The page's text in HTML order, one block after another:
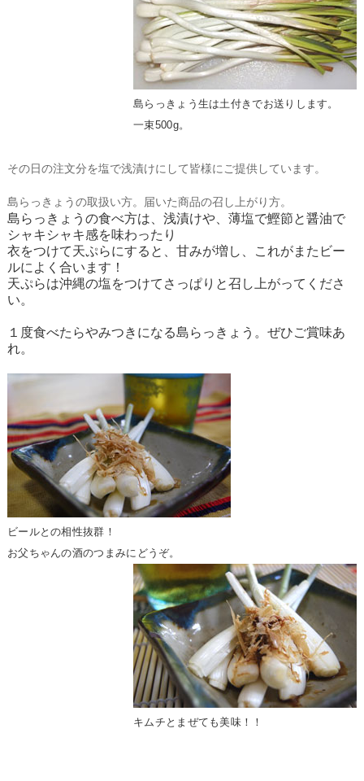
島らっきょう生は土付きでお送りします。
一束500g。
その日の注文分を塩で浅漬けにして皆様にご提供しています。
島らっきょうの取扱い方。届いた商品の召し上がり方。
島らっきょうの食べ方は、浅漬けや、薄塩で鰹節と醤油で
シャキシャキ感を味わったり
衣をつけて天ぷらにすると、甘みが増し、これがまたビー
ルによく合います！
天ぷらは沖縄の塩をつけてさっぱりと召し上がってくださ
い。
１度食べたらやみつきになる島らっきょう。ぜひご賞味あ
れ。
ビールとの相性抜群！
お父ちゃんの酒のつまみにどうぞ。
キムチとまぜても美味！！